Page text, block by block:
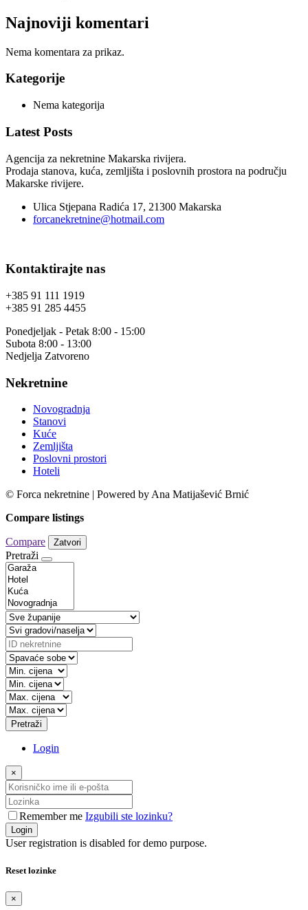
Najnoviji komentari
Nema komentara za prikaz.
Kategorije
Nema kategorija
Latest Posts
Agencija za nekretnine Makarska rivijera.
Prodaja stanova, kuća, zemljišta i poslovnih prostora na području
Makarske rivijere.
Ulica Stjepana Radića 17, 21300 Makarska
forcanekretnine@hotmail.com
Kontaktirajte nas
+385 91 111 1919
+385 91 285 4455
Ponedjeljak - Petak 8:00 - 15:00
Subota 8:00 - 13:00
Nedjelja Zatvoreno
Nekretnine
Novogradnja
Stanovi
Kuće
Zemljišta
Poslovni prostori
Hoteli
© Forca nekretnine | Powered by Ana Matijašević Brnić
Compare listings
Compare Zatvori
Pretraži
Pretraži
Login
×
Remember me Izgubili ste lozinku?
Login
User registration is disabled for demo purpose.
Reset lozinke
×